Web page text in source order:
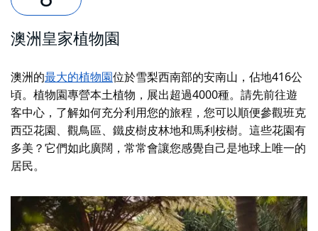
澳洲皇家植物園
澳洲的最大的植物園位於雪梨西南部的安南山，佔地416公
頃。植物園專營本土植物，展出超過4000種。請先前往遊
客中心，了解如何充分利用您的旅程，您可以順便參觀班克
西亞花園、觀鳥區、鐵皮樹皮林地和馬利桉樹。這些花園有
多美？它們如此廣闊，常常會讓您感覺自己是地球上唯一的
居民。